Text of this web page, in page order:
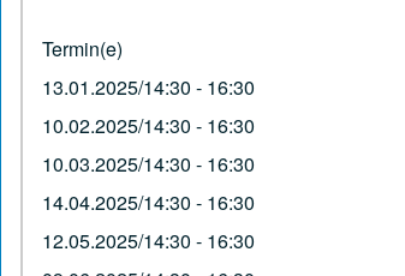
Termin(e)
13.01.2025/14:30 - 16:30
10.02.2025/14:30 - 16:30
10.03.2025/14:30 - 16:30
14.04.2025/14:30 - 16:30
12.05.2025/14:30 - 16:30